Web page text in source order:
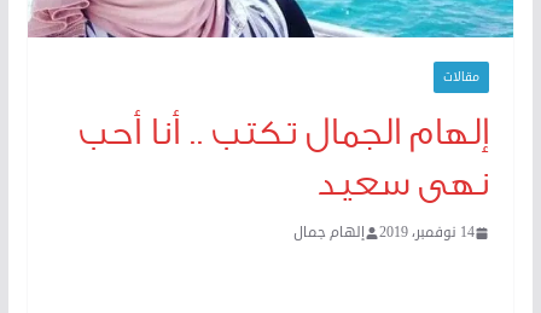
مقالات
إلهام الجمال تكتب .. أنا أحب
نهى سعيد
14 نوفمبر، 2019 إلهام جمال